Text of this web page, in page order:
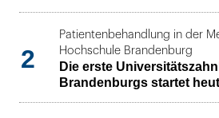
2
Patientenbehandlung in der
Hochschule Brandenburg
Die erste
Brandenburgs startet